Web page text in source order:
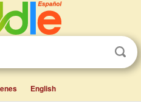
English